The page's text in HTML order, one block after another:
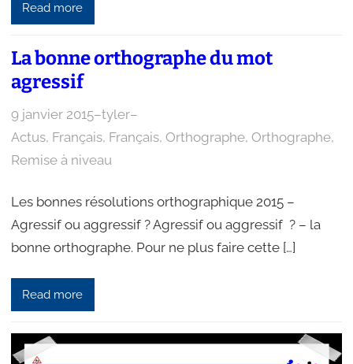
Read more
La bonne orthographe du mot
agressif
9 janvier 2015–tyler–
Actus, Français, Français, Orthographe, Orthographe
Remise à niveau
Les bonnes résolutions orthographique 2015 –
Agressif ou aggressif ? Agressif ou aggressif ? – la
bonne orthographe. Pour ne plus faire cette […]
Read more